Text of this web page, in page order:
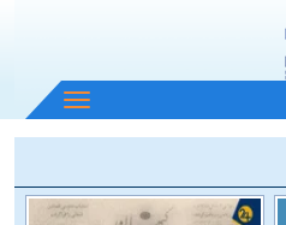
باز
و
منو